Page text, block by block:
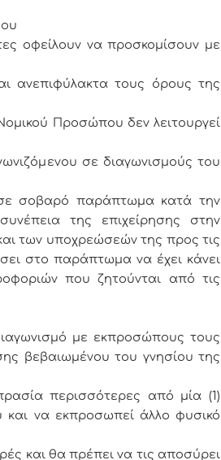
οφείλουν να προσκομίσουν με
ανεπιφύλακτα τους όρους της
Προσώπου δεν λειτουργεί
σε διαγωνισμούς του
σοβαρό παράπτωμα κατά την
της επιχείρησης στην
των υποχρεώσεών της προς τις
στο παράπτωμα να έχει κάνει
που ζητούνται από τις
με εκπροσώπους τους
βεβαιωμένου του γνησίου της
περισσότερες από μία (1)
και να εκπροσωπεί άλλο φυσικό
και θα πρέπει να τις αποσύρει